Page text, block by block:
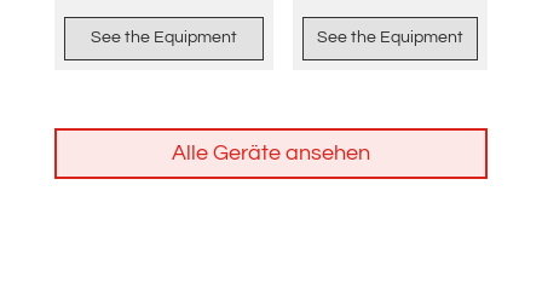
See the Equipment See the Equipment
Alle Geräte ansehen